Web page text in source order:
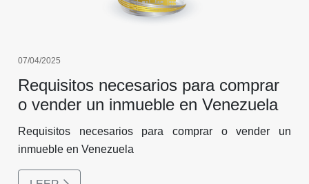
07/04/2025
Requisitos necesarios para comprar
o vender un inmueble en Venezuela
Requisitos necesarios para comprar o vender un
inmueble en Venezuela